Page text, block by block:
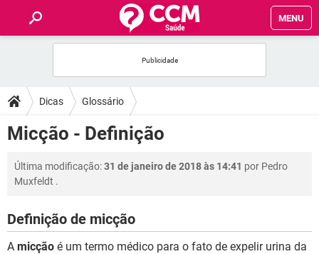
MENU
FÓRUM
SAÚDE
FAMÍLIA
Dicas Glossário
Micção - Definição
Última modificação:31 de janeiro de 2018 às 14:41 por Pedro
Muxfeldt .
Definição de micção
A micção é um termo médico para o fato de expelir urina da